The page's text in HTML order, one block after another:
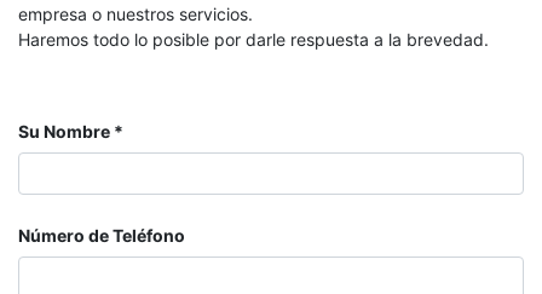
empresa o nuestros servicios.
Haremos todo lo posible por darle respuesta a la brevedad.
Su Nombre
Número de Teléfono